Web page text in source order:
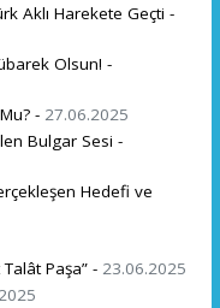
Aklı Harekete Geçti -
Olsun! -
- 27.06.2025
Bulgar Sesi -
Hedefi ve
Paşa” - 23.06.2025